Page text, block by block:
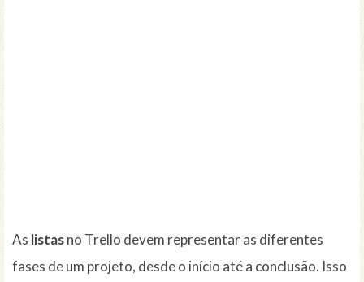
As listasno Trello devem representar as diferentes
fases de um projeto, desde o início até a conclusão. Isso